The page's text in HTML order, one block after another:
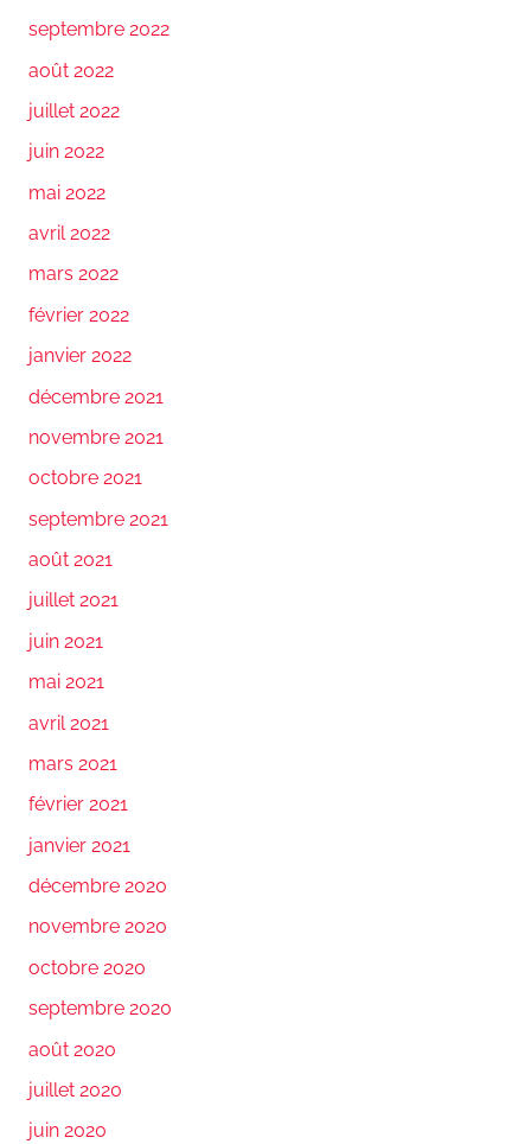
septembre 2022
août 2022
juillet 2022
juin 2022
mai 2022
avril 2022
mars 2022
février 2022
janvier 2022
décembre 2021
novembre 2021
octobre 2021
septembre 2021
août 2021
juillet 2021
juin 2021
mai 2021
avril 2021
mars 2021
février 2021
janvier 2021
décembre 2020
novembre 2020
octobre 2020
septembre 2020
août 2020
juillet 2020
juin 2020